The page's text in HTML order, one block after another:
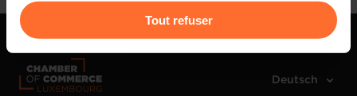
Pour de plus amples informations sur la manière dont
nous utilisons lescookies et sommes amenés à traiter
vos données personnelles, vous pouvez consulter notre
Charte d’usage des cookies
protection des données personnelles
Tout refuser